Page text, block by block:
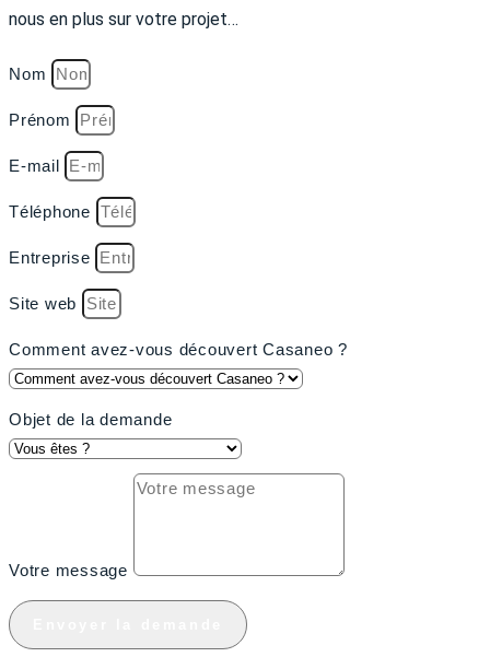
nous en plus sur votre projet…
Nom
Prénom
E-mail
Téléphone
Entreprise
Site web
Comment avez-vous découvert Casaneo ?
Objet de la demande
Votre message